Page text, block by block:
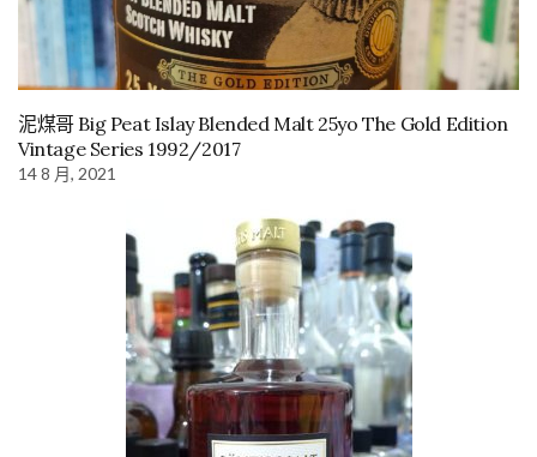
泥煤哥 Big Peat Islay Blended Malt 25yo The Gold Edition
Vintage Series 1992/2017
14 8 月, 2021